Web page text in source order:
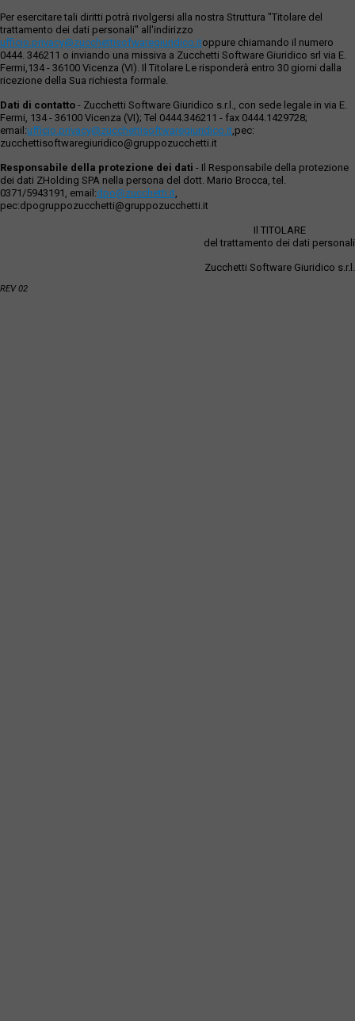
Per esercitare tali diritti potrà rivolgersi alla nostra Struttura "Titolare del
trattamento dei dati personali" all'indirizzo
ufficio.privacy@zucchettisofwaregiuridico.itoppure chiamando il numero
0444. 346211 o inviando una missiva a Zucchetti Software Giuridico srl via E.
Fermi,134 - 36100 Vicenza (VI). Il Titolare Le risponderà entro 30 giorni dalla
ricezione della Sua richiesta formale.
Dati di contatto - Zucchetti Software Giuridico s.r.l., con sede legale in via E.
Fermi, 134 - 36100 Vicenza (VI); Tel 0444.346211 - fax 0444.1429728;
email:ufficio.privacy@zucchettisoftwaregiuridico.it,pec:
zucchettisoftwaregiuridico@gruppozucchetti.it
Responsabile della protezione dei dati - Il Responsabile della protezione
dei dati ZHolding SPA nella persona del dott. Mario Brocca, tel.
0371/5943191, email:dpo@zucchetti.it,
pec:dpogruppozucchetti@gruppozucchetti.it
Il TITOLARE
del trattamento dei dati personali
Zucchetti Software Giuridico s.r.l.
REV 02